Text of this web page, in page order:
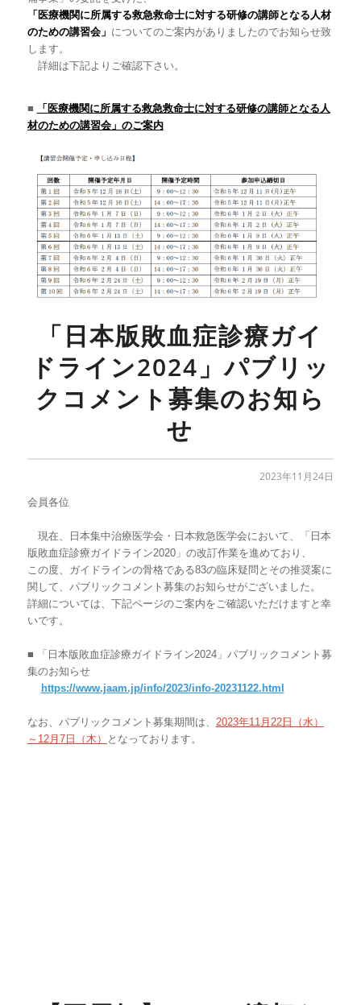
「医療機関に所属する救急救命士に対する研修の講師となる人材
のための講習会」 についてのご案内がありましたのでお知らせ致
します。
詳細は下記よりご確認下さい。
■
「医療機関に所属する救急救命士に対する研修の講師となる人
材のための講習会」のご案内
「日本版敗血症診療ガイ
ドライン2024」パブリッ
クコメント募集のお知ら
せ
2023年11月24日
会員各位
現在、日本集中治療医学会・日本救急医学会において、「日本
版敗血症診療ガイドライン2020」の改訂作業を進めており、
この度、ガイドラインの骨格である83の臨床疑問とその推奨案に
関して、パブリックコメント募集のお知らせがございました。
詳細については、下記ページのご案内をご確認いただけますと幸
いです。
■ 「日本版敗血症診療ガイドライン2024」パブリックコメント募
集のお知らせ
https://www.jaam.jp/info/2023/info-20231122.html
なお、パブリックコメント募集期間は、 2023年11月22日（水）
～12月7日（木）
となっております。